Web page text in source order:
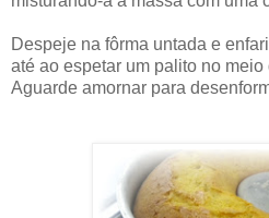
Despeje na fôrma untada e
até ao espetar um palito no
Aguarde amornar para